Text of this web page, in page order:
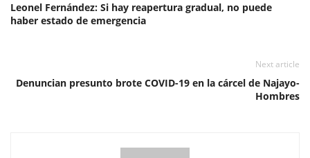
Leonel Fernández: Si hay reapertura gradual, no puede
haber estado de emergencia
Next article
Denuncian presunto brote COVID-19 en la cárcel de Najayo-
Hombres